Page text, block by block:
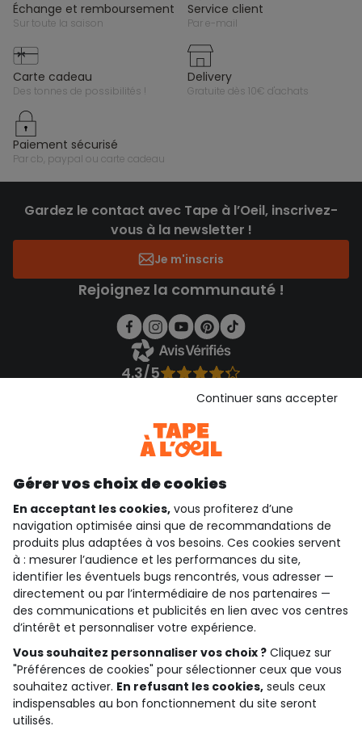
échange et remboursement
sur toute la saison
service client
par e-mail
carte cadeau
des tonnes de possibilités !
delivery
gratuite dès 10€ d'achats
paiement sécurisé
par cb, paypal ou carte cadeau
Gardez le contact avec Tape à l’Oeil, inscrivez-
vous à la newsletter !
Je m'inscris
Rejoignez la communauté !
4.3/5
Voir l’attestation de confiance
Téléchargez notre application
Découvrir notre application
qui sommes-nous ?
besoin d'aide ?
le club fidélité
notre catalogue
Conditions générales de ventes et d'utilisation
Politique de confidentialité
Gérer vos choix de cookies
En acceptant les cookies, vous profiterez d’une
navigation optimisée ainsi que de recommandations de
produits plus adaptées à vos besoins. Ces cookies servent
à : mesurer l’audience et les performances du site,
identifier les éventuels bugs rencontrés, vous adresser —
directement ou par l’intermédiaire de nos partenaires —
des communications et publicités en lien avec vos centres
d’intérêt et personnaliser votre expérience.
Vous souhaitez personnaliser vos choix ? Cliquez sur
"Préférences de cookies" pour sélectionner ceux que vous
souhaitez activer. En refusant les cookies, seuls ceux
indispensables au bon fonctionnement du site seront
utilisés.
Continuer sans accepter